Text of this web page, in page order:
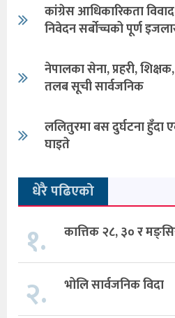
कांग्रेस आधिकारिकता
निवेदन सर्बोच्चको पूर्ण
नेपालका सेना, प्रहरी,
तलब सूची सार्वजनिक
ललितुरमा बस दुर्घटना हुँदा
घाइते
धेरै पढिएको
१. कात्तिक २८, ३० र
२. भोलि सार्वजनिक विदा